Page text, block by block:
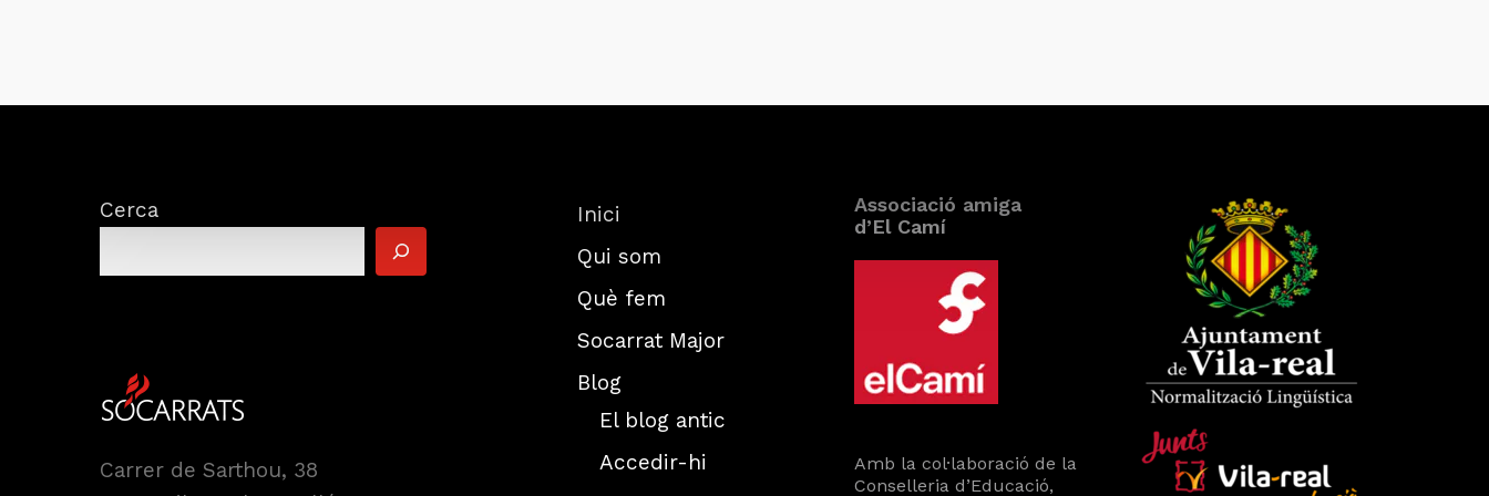
Cerca
Carrer de Sarthou, 38
Inici
Qui som
Què fem
Socarrat Major
Blog
El blog antic
Accedir-hi
Associació amiga
d’El Camí
Amb la col·laboració de la
Conselleria d’Educació,